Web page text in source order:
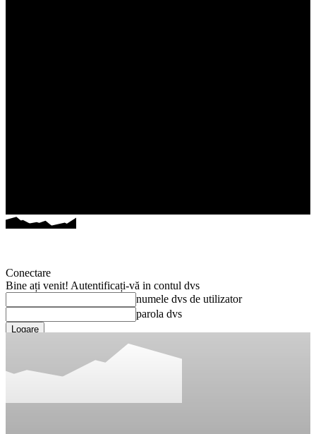
Conectare
Bine ați venit! Autentificați-vă in contul dvs
numele dvs de utilizator
parola dvs
Ați uitat parola? obține ajutor
Recuperați-vă parola